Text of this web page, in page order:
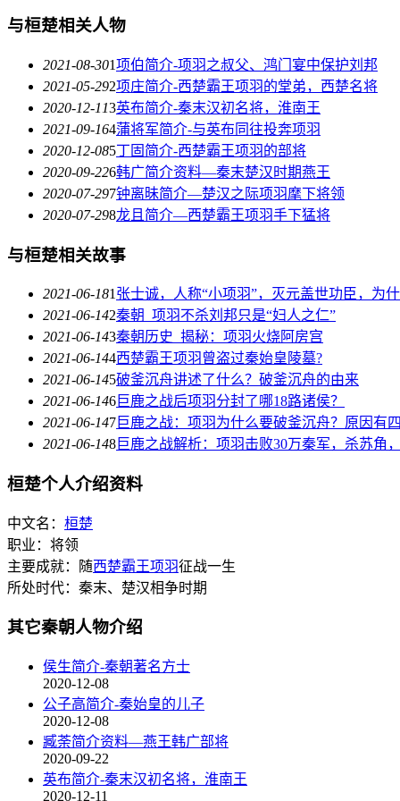
与桓楚相关人物
2021-08-301项伯简介-项羽之叔父、鸿门宴中保护刘邦
2021-05-292项庄简介-西楚霸王项羽的堂弟，西楚名将
2020-12-113英布简介-秦末汉初名将，淮南王
2021-09-164蒲将军简介-与英布同往投奔项羽
2020-12-085丁固简介-西楚霸王项羽的部将
2020-09-226韩广简介资料—秦末楚汉时期燕王
2020-07-297钟离昧简介—楚汉之际项羽麾下将领
2020-07-298龙且简介—西楚霸王项羽手下猛将
与桓楚相关故事
2021-06-181 张士诚，人称“小项羽”，灭元盖世功臣，为
2021-06-142秦朝_项羽不杀刘邦只是“妇人之仁”
2021-06-143秦朝历史_揭秘：项羽火烧阿房宫
2021-06-144西楚霸王项羽曾盗过秦始皇陵墓?
2021-06-145破釜沉舟讲述了什么？破釜沉舟的由来
2021-06-146巨鹿之战后项羽分封了哪18路诸侯？
2021-06-147巨鹿之战：项羽为什么要破釜沉舟？原因有
2021-06-148巨鹿之战解析：项羽击败30万秦军，杀苏角
桓楚个人介绍资料
中文名： 桓楚
职业：将领
主要成就：随西楚霸王项羽征战一生
所处时代：秦末、楚汉相争时期
其它秦朝人物介绍
侯生简介-秦朝著名方士
2020-12-08
公子高简介-秦始皇的儿子
2020-12-08
臧荼简介资料—燕王韩广部将
2020-09-22
英布简介-秦末汉初名将，淮南王
2020-12-11